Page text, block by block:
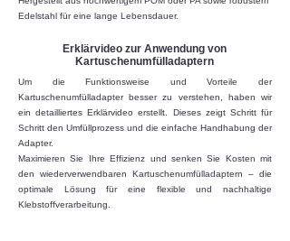
Edelstahl für eine lange Lebensdauer.
Erklärvideo zur Anwendung von
Kartuschenumfülladaptern
Um die Funktionsweise und Vorteile der
Kartuschenumfülladapter besser zu verstehen, haben wir
ein detailliertes Erklärvideo erstellt. Dieses zeigt Schritt für
Schritt den Umfüllprozess und die einfache Handhabung der
Adapter.
Maximieren Sie Ihre Effizienz und senken Sie Kosten mit
den wiederverwendbaren Kartuschenumfülladaptern – die
optimale Lösung für eine flexible und nachhaltige
Klebstoffverarbeitung.